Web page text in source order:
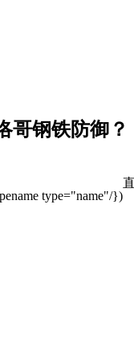
哥钢铁防御？
type="name"/})